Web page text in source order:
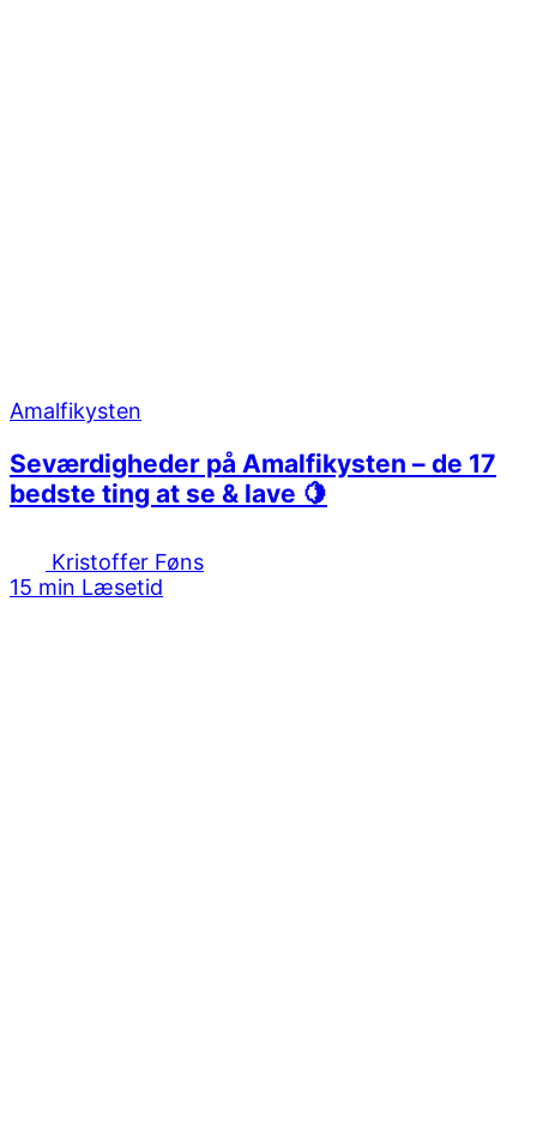
Amalfikysten
Seværdigheder på Amalfikysten – de 17
bedste ting at se & lave 🍋
Kristoffer Føns
15 min Læsetid